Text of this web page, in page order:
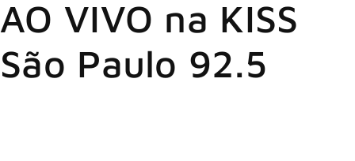
AO VIVO na KISS
São Paulo 92.5